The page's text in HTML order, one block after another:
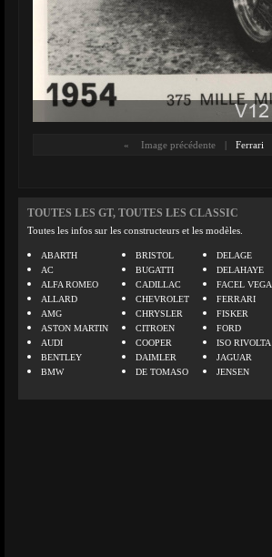
« Image précédente | Ferrari
TOUTES LES GT, TOUTES LES CLASSIC
Toutes les infos sur les constructeurs et les modèles.
ABARTH
AC
ALFA ROMEO
ALLARD
AMG
ASTON MARTIN
AUDI
BENTLEY
BMW
BRISTOL
BUGATTI
CADILLAC
CHEVROLET
CHRYSLER
CITROEN
COOPER
DAIMLER
DE TOMASO
DELAGE
DELAHAYE
FACEL VEGA
FERRARI
FISKER
FORD
ISO RIVOLTA
JAGUAR
JENSEN